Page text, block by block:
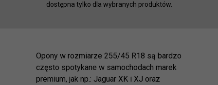
dostępna tylko dla wybranych produktów.
Opony w rozmiarze 255/45 R18 są bardzo
często spotykane w samochodach marek
premium, jak np.: Jaguar XK i XJ oraz